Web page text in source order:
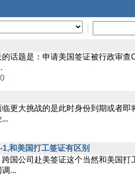
话题是：申请美国签证被行政审
更大挑战的是此时身份到期或者
和美国打工签证有区别
国公司赴美签证这个当然和美国
...